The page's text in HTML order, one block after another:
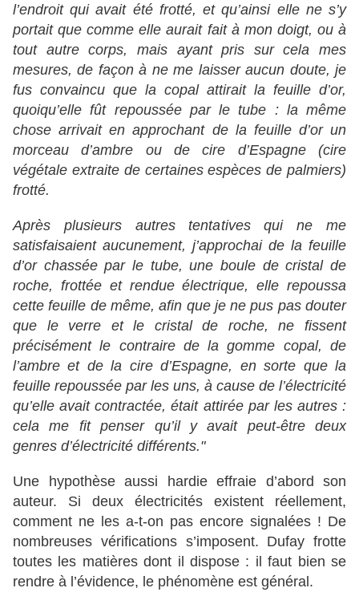
l’endroit qui avait été frotté, et qu’ainsi elle ne s’y
portait que comme elle aurait fait à mon doigt, ou à
tout autre corps, mais ayant pris sur cela mes
mesures, de façon à ne me laisser aucun doute, je
fus convaincu que la copal attirait la feuille d’or,
quoiqu’elle fût repoussée par le tube : la même
chose arrivait en approchant de la feuille d’or un
morceau d’ambre ou de cire d’Espagne (cire
végétale extraite de certaines espèces de palmiers)
frotté.
Après plusieurs autres tentatives qui ne me
satisfaisaient aucunement, j’approchai de la feuille
d’or chassée par le tube, une boule de cristal de
roche, frottée et rendue électrique, elle repoussa
cette feuille de même, afin que je ne pus pas douter
que le verre et le cristal de roche, ne fissent
précisément le contraire de la gomme copal, de
l’ambre et de la cire d’Espagne, en sorte que la
feuille repoussée par les uns, à cause de l’électricité
qu’elle avait contractée, était attirée par les autres :
cela me fit penser qu’il y avait peut-être deux
genres d’électricité différents."
Une hypothèse aussi hardie effraie d’abord son
auteur. Si deux électricités existent réellement,
comment ne les a-t-on pas encore signalées ! De
nombreuses vérifications s’imposent. Dufay frotte
toutes les matières dont il dispose : il faut bien se
rendre à l’évidence, le phénomène est général.